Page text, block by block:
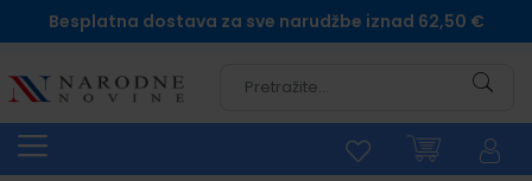
Besplatna dostava za sve narudžbe iznad 62,50 €